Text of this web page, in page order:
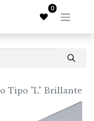
0
Tipo "L" Brillante